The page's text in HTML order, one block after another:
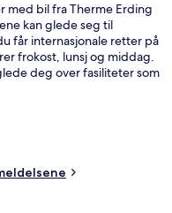
med bil fra Therme Erding
kan glede seg til
får internasjonale retter på
frokost, lunsj og middag.
deg over fasiliteter som
sengene og den vennlige